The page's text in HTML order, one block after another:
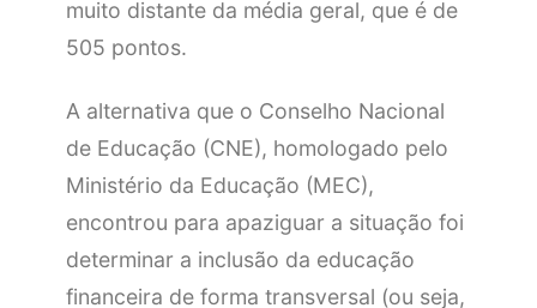
muito distante da média geral, que é de
505 pontos.
A alternativa que o Conselho Nacional
de Educação (CNE), homologado pelo
Ministério da Educação (MEC),
encontrou para apaziguar a situação foi
determinar a inclusão da educação
financeira de forma transversal (ou seja,